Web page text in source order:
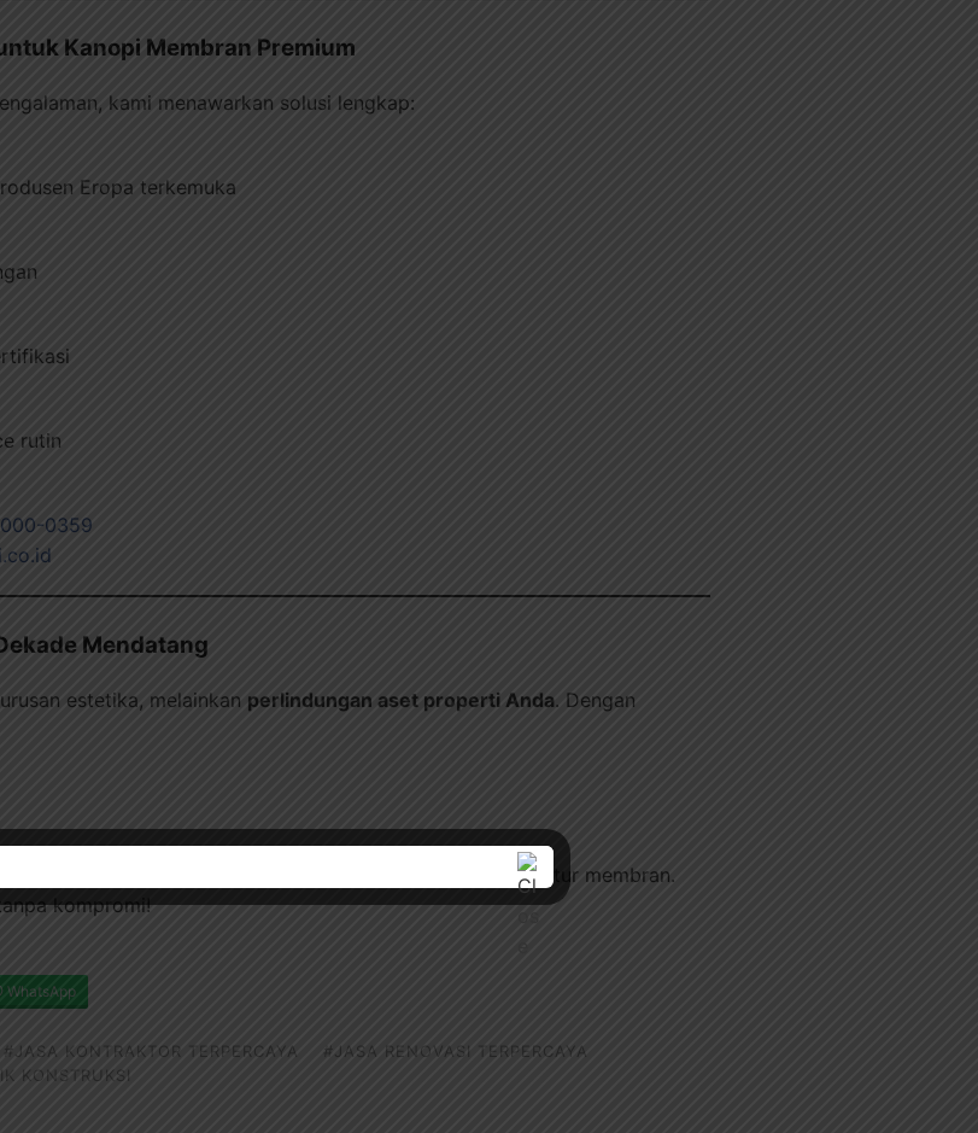
Kanopi Membran Premium
kami menawarkan solusi lengkap:
Eropa terkemuka
rutin
0359
Mendatang
estetika, melainkan perlindungan aset properti Anda. Dengan
pada tangan ahli yang memahami betul seluk-beluk struktur membran.
kompromi!
WhatsApp
#JASA KONTRAKTOR TERPERCAYA
#JASA RENOVASI TERPERCAYA
KONSTRUKSI